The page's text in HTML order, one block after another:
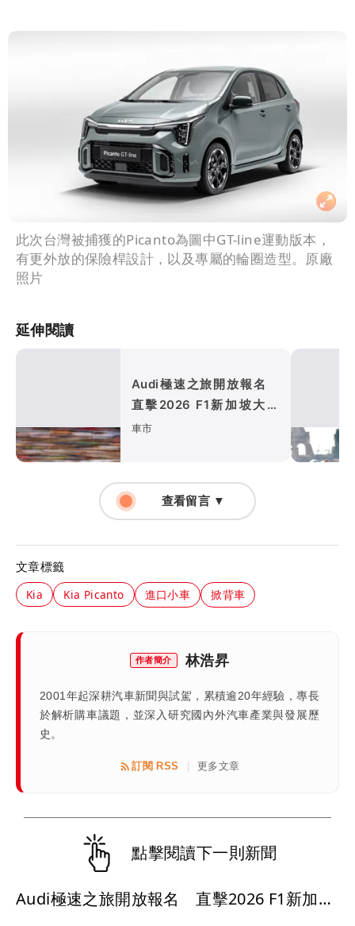
此次台灣被捕獲的Picanto為圖中GT-line運動版本，
有更外放的保險桿設計，以及專屬的輪圈造型。原廠
照片
延伸閱讀
Audi極速之旅開放報名
直擊2026 F1新加坡大獎
賽、走進四環競速世界
車市
查看留言 ▼
文章標籤
Kia Kia Picanto 進口小車 掀背車
作者簡介 林浩昇
2001年起深耕汽車新聞與試駕，累積逾20年經驗，專長
於解析購車議題，並深入研究國內外汽車產業與發展歷
史。
訂閱 RSS 更多文章
點擊閱讀下一則新聞
Audi極速之旅開放報名 直擊2026 F1新加坡大獎賽、走進四環競速世界